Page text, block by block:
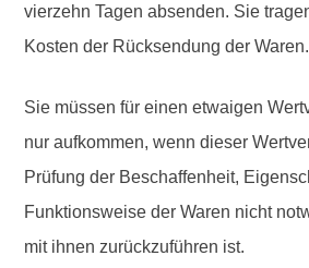
vierzehn Tagen absenden. Sie
Kosten der Rücksendung der Waren.
Sie müssen für einen etwaigen
nur aufkommen, wenn dieser
Prüfung der Beschaffenheit,
Funktionsweise der Waren nicht
mit ihnen zurückzuführen ist.